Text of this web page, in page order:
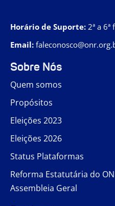
Horário de Suporte: 2ª a
Email:
Sobre Nós
Quem somos
Propósitos
Eleições 2023
Eleições 2026
Status Plataformas
Reforma Estatutária do
Assembleia Geral